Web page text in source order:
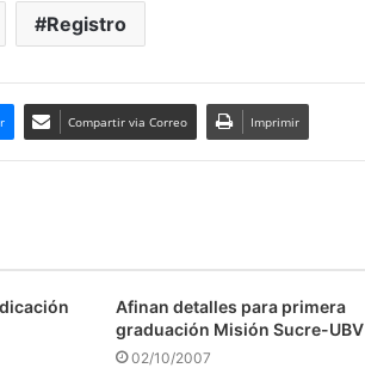
Registro
Compartir via Correo Imprimir
Afinan detalles para primera
graduación Misión Sucre-UBV
02/10/2007